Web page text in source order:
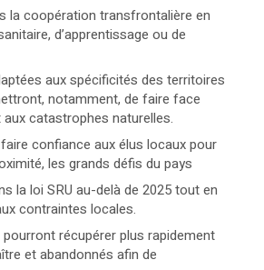
la coopération transfrontalière en
d’apprentissage ou de
aux spécificités des territoires
notamment, de faire face
catastrophes naturelles.
confiance aux élus locaux pour
les grands défis du pays
la loi SRU au-delà de 2025 tout en
contraintes locales.
récupérer plus rapidement
et abandonnés afin de